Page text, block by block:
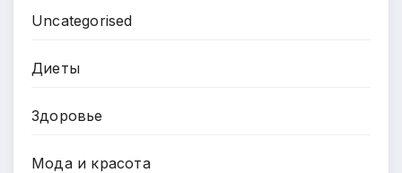
Uncategorised
Диеты
Здоровье
Мода и красота